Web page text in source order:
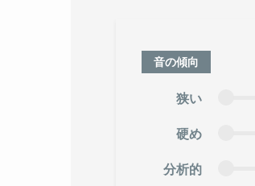
音の傾向
狭い
硬め
分析的